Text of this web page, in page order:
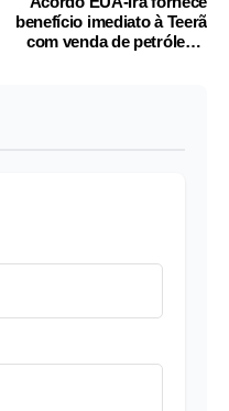
benefício imediato à Teerã
com venda de petróleo e